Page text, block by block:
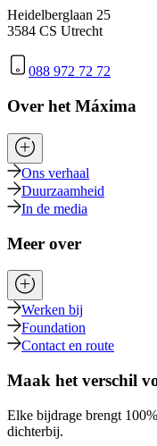
Heidelberglaan 25
3584 CS Utrecht
088 972 72 72
Over het Máxima
Ons verhaal
Duurzaamheid
In de media
Meer over
Werken bij
Foundation
Contact en route
Maak het verschil
Elke bijdrage brengt
dichterbij.